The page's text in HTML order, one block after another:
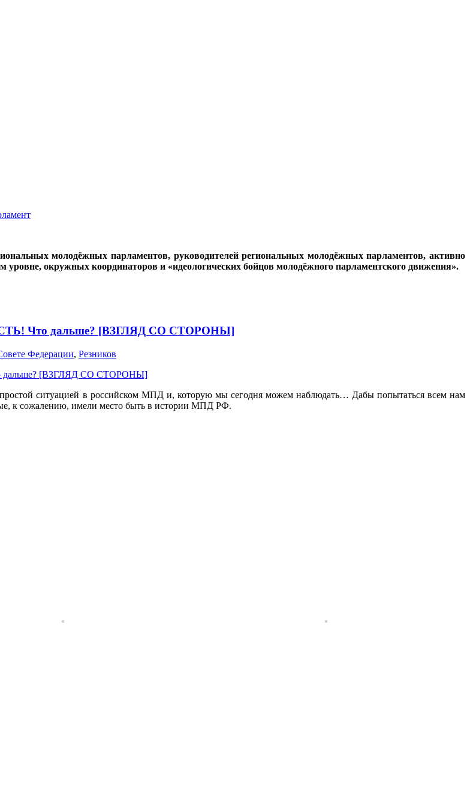
молодёжных парламентов, руководителей региональных молодёжных парламентов, активно
окружных координаторов и «идеологических бойцов молодёжного парламентского движения».
Что дальше? [ВЗГЛЯД СО СТОРОНЫ]
Федерации, Резников
ситуацией в российском МПД и, которую мы сегодня можем наблюдать… Дабы попытаться всем нам
имели место быть в истории МПД РФ.